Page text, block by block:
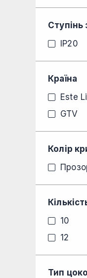
Ступінь
IP20
Країна
Este
GTV
Колір
10
12
Тип